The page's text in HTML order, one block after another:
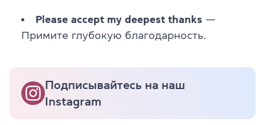
Please accept my deepest thanks —
Примите глубокую благодарность.
Подписывайтесь на наш
Instagram